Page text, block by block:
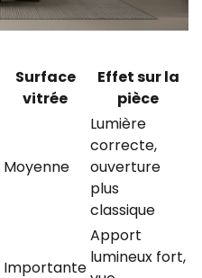
Surface
vitrée
Effet sur la
pièce
Moyenne
Lumière
correcte,
ouverture
plus
classique
Importante
Apport
lumineux fort,